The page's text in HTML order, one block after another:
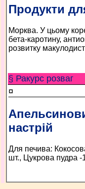
Продукти
Морква. У цьому
бета-каротину,
розвитку
§ Ракурс розваг
¤
настрій
Для печива:
шт., Цукрова пудра -